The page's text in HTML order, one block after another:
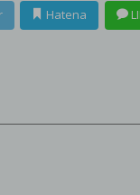
Hatena